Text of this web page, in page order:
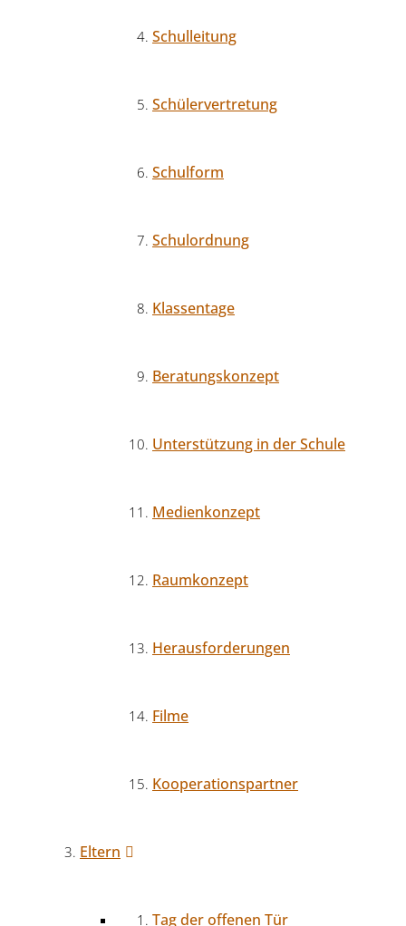
Schulleitung
Schülervertretung
Schulform
Schulordnung
Klassentage
Beratungskonzept
Unterstützung in der Schule
Medienkonzept
Raumkonzept
Herausforderungen
Filme
Kooperationspartner
Eltern
Tag der offenen Tür